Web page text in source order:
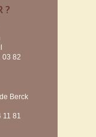
?
03 82
Berck
11 81